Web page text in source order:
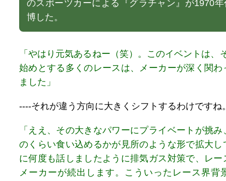
のスポーツカーによる『グラチャン』が1970
博した。
「やはり元気あるねー（笑）。このイベントは、
始めとする多くのレースは、メーカーが深く関わ
ました」
----それが違う方向に大きくシフトするわけですね
「ええ、その大きなパワーにプライベートが挑
のくらい食い込めるかが見所のような形で拡大し
に何度も話しましたように排気ガス対策で、レ
メーカーが続出します。こういったレース界背